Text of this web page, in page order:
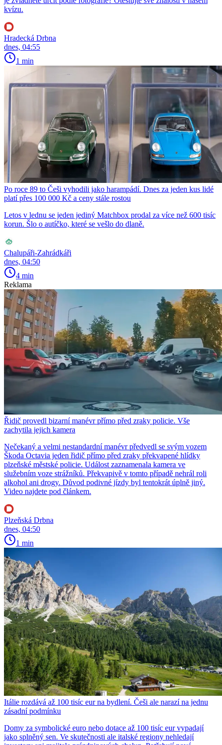
kvízu.
Hradecká Drbna
dnes, 04:55
1 min
Po roce 89 to Češi vyhodili jako harampádí. Dnes za jeden kus lidé
platí přes 100 000 Kč a ceny stále rostou
Letos v lednu se jeden jediný Matchbox prodal za více než 600 tisíc
korun. Šlo o autíčko, které se vešlo do dlaně.
Chalupáři-Zahrádkáři
dnes, 04:50
4 min
Reklama
Řidič provedl bizarní manévr přímo před zraky policie. Vše
zachytila jejich kamera
Nečekaný a velmi nestandardní manévr předvedl se svým vozem
Škoda Octavia jeden řidič přímo před zraky překvapené hlídky
plzeňské městské policie. Událost zaznamenala kamera ve
služebním voze strážníků. Překvapivě v tomto případě nehrál roli
alkohol ani drogy. Důvod podivné jízdy byl tentokrát úplně jiný.
Video najdete pod článkem.
Plzeňská Drbna
dnes, 04:50
1 min
Itálie rozdává až 100 tisíc eur na bydlení. Češi ale narazí na jednu
zásadní podmínku
Domy za symbolické euro nebo dotace až 100 tisíc eur vypadají
jako splněný sen. Ve skutečnosti ale italské regiony nehledají